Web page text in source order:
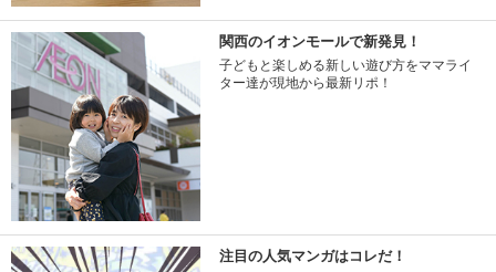
関西のイオンモールで新発見！
子どもと楽しめる新しい遊び方をママライ
ター達が現地から最新リポ！
注目の人気マンガはコレだ！